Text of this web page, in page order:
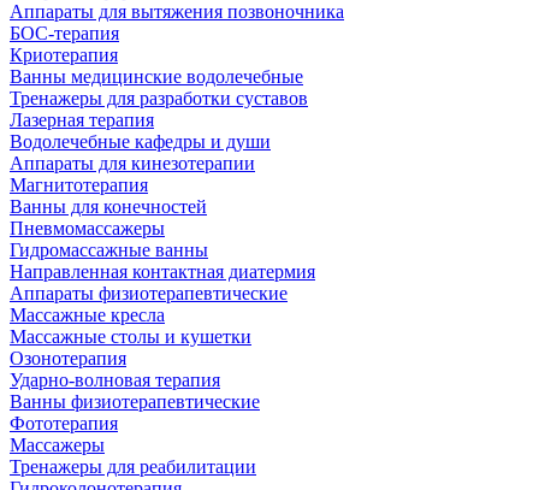
Аппараты для вытяжения позвоночника
БОС-терапия
Криотерапия
Ванны медицинские водолечебные
Тренажеры для разработки суставов
Лазерная терапия
Водолечебные кафедры и души
Аппараты для кинезотерапии
Магнитотерапия
Ванны для конечностей
Пневмомассажеры
Гидромассажные ванны
Направленная контактная диатермия
Аппараты физиотерапевтические
Массажные кресла
Массажные столы и кушетки
Озонотерапия
Ударно-волновая терапия
Ванны физиотерапевтические
Фототерапия
Массажеры
Тренажеры для реабилитации